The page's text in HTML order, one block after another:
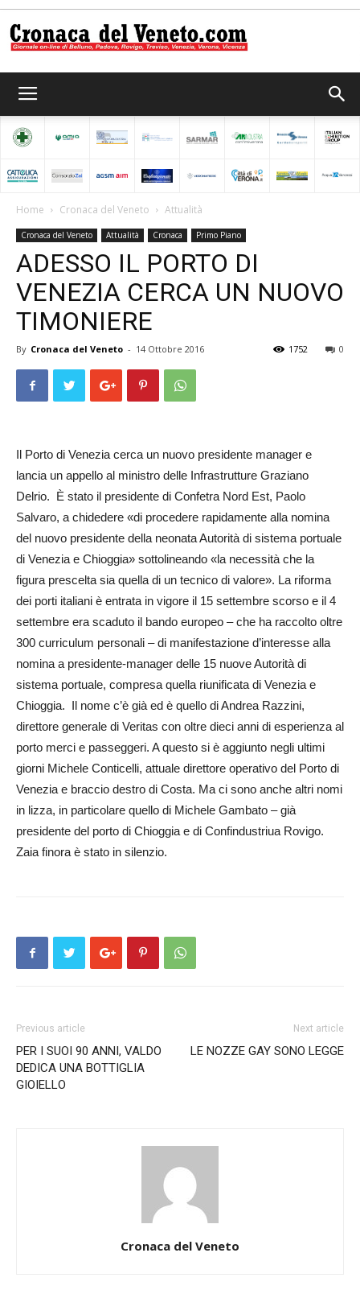
del
Veneto
Home Cronaca del Veneto Attualità
Cronaca del Veneto Attualità Cronaca Primo Piano
ADESSO IL PORTO DI
VENEZIA CERCA UN NUOVO
TIMONIERE
By Cronaca del Veneto - 14 Ottobre 2016 0
1752
Il Porto di Venezia cerca un nuovo presidente manager e
lancia un appello al ministro delle Infrastrutture Graziano
Delrio. È stato il presidente di Confetra Nord Est, Paolo
Salvaro, a chidedere «di procedere rapidamente alla nomina
del nuovo presidente della neonata Autorità di sistema portuale
di Venezia e Ch­i­oggia» sottolineando «la necessità che la
figura prescelta sia quella di un tecnico di valore». La riforma
dei porti italiani è entrata in vigore il 15 settembre scorso e il 4
settembre era scaduto il bando europeo – che ha raccolto oltre
300 curriculum personali – di ma­nifestazione d’interesse alla
no­mina a presidente-manager delle 15 nuove Autorità di
sistema portuale, compresa quella riunificata di Venezia e
Chioggia. Il nome c’è già ed è quello di Andrea Razzini,
direttore generale di Veritas con oltre dieci anni di esperienza al
porto merci e passeggeri. A questo si è aggiunto ne­gli ultimi
giorni Michele Conticelli, attuale direttore operativo del Porto di
Venezia e braccio destro di Costa. Ma ci sono an­che altri nomi
in lizza, in particolare quello di Michele Gambato – già
presidente del porto di Ch­ioggia e di Confindustriua Rovigo.
Zaia finora è stato in silenzio.
Previous article
PER I SUOI 90 ANNI, VALDO
DEDICA UNA BOTTIGLIA
GIOIELLO
Next article
LE NOZZE GAY SONO LEGGE
Cronaca del Veneto